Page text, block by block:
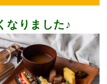
なりました♪